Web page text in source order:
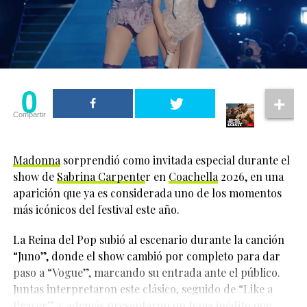
Shane Hollander e Ilya Rozanov, interpretados por
Hudson Williams y Connor Storrie.
Días antes del encuentro, los Portland Pickles ya habían
promocionado la temática con videos y publicaciones
aficionados a asistir con frases inspiradas en el romance
entre los protagonistas.
que el equipo ha impulsado durante los últimos años.
Tras esta noche temática, los Portland Pickles también
celebrarán su tradicional Pride Game 2026,
programado para el 16 de julio, donde participarán
volverán a lanzar mercancía especial inspirada en el
Orgullo.
La iniciativa fue ampliamente aplaudida por aficionados
0
Compartir
Madonna sorprendió como invitada especial durante el
show de Sabrina Carpenter en Coachella 2026, en una
aparición que ya es considerada uno de los momentos
más icónicos del festival este año.
La Reina del Pop subió al escenario durante la canción
“Juno”, donde el show cambió por completo para dar
paso a “Vogue”, marcando su entrada ante el público.
Juntas interpretaron este clásico, seguido de “Like a